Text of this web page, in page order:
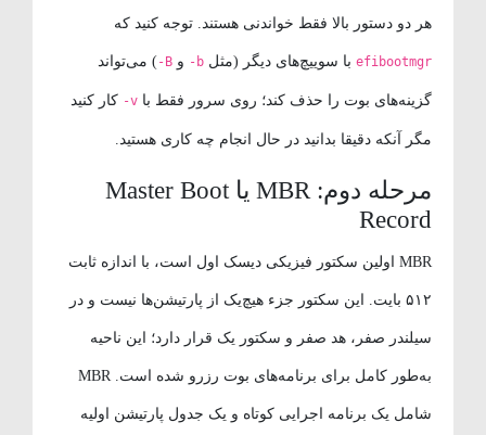
هر دو دستور بالا فقط خواندنی هستند. توجه کنید که
efibootmgr با سوییچ‌های دیگر (مثل -b و -B) می‌تواند
گزینه‌های بوت را حذف کند؛ روی سرور فقط با -v کار کنید
مگر آنکه دقیقا بدانید در حال انجام چه کاری هستید.
مرحله دوم: MBR یا Master Boot
Record
MBR اولین سکتور فیزیکی دیسک اول است، با اندازه ثابت
۵۱۲ بایت. این سکتور جزء هیچ‌یک از پارتیشن‌ها نیست و در
سیلندر صفر، هد صفر و سکتور یک قرار دارد؛ این ناحیه
به‌طور کامل برای برنامه‌های بوت رزرو شده است. MBR
شامل یک برنامه اجرایی کوتاه و یک جدول پارتیشن اولیه